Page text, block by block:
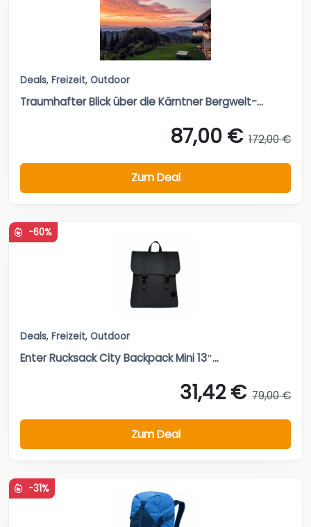
Deals, Freizeit, Outdoor
Traumhafter Blick über die Kärntner Bergwelt-...
87,00 € 172,00 €
Zum Deal
-60%
Deals, Freizeit, Outdoor
Enter Rucksack City Backpack Mini 13″...
31,42 € 79,00 €
Zum Deal
-31%